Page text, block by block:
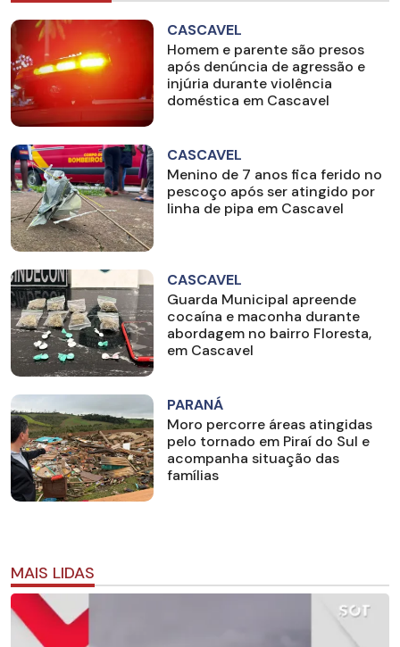
CASCAVEL
Homem e parente são presos
após denúncia de agressão e
injúria durante violência
doméstica em Cascavel
CASCAVEL
Menino de 7 anos fica ferido no
pescoço após ser atingido por
linha de pipa em Cascavel
CASCAVEL
Guarda Municipal apreende
cocaína e maconha durante
abordagem no bairro Floresta,
em Cascavel
PARANÁ
Moro percorre áreas atingidas
pelo tornado em Piraí do Sul e
acompanha situação das
famílias
MAIS LIDAS